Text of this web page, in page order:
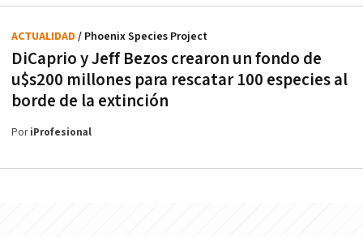
DiCaprio y Jeff Bezos crearon un fondo de
u$s200 millones para rescatar 100 especies al
borde de la extinción
ACTUALIDAD / Phoenix Species Project
PoriProfesional